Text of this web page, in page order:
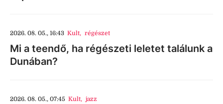
2026. 08. 05., 16:43 Kult, régészet
Mi a teendő, ha régészeti leletet találunk a
Dunában?
2026. 08. 05., 07:45 Kult, jazz